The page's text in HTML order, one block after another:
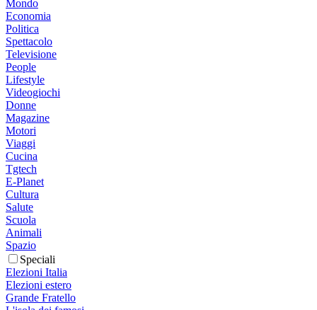
Mondo
Economia
Politica
Spettacolo
Televisione
People
Lifestyle
Videogiochi
Donne
Magazine
Motori
Viaggi
Cucina
Tgtech
E-Planet
Cultura
Salute
Scuola
Animali
Spazio
Speciali
Elezioni Italia
Elezioni estero
Grande Fratello